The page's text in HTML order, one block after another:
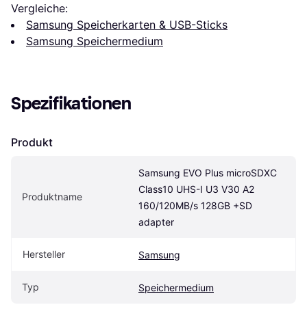
Vergleiche:
Samsung Speicherkarten & USB-Sticks
Samsung Speichermedium
Spezifikationen
Produkt
Produktname
Samsung EVO Plus microSDXC
Class10 UHS-I U3 V30 A2
160/120MB/s 128GB +SD
adapter
Hersteller Samsung
Typ Speichermedium